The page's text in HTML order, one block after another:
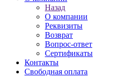
Назад
О компании
Реквизиты
Возврат
Вопрос-ответ
Сертификаты
Контакты
Свободная оплата